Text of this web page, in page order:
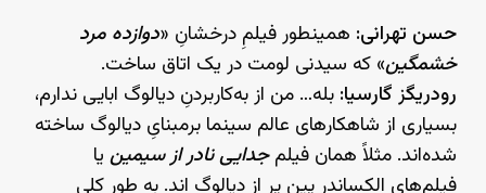
حسن تهرانی: همینطور فیلمِ درخشانِ «دوازده مرد
خشمگین» که سیدنی لومت در یک اتاق ساخت.
رودریگز گارسیا: بله… من از به‌کاربردنِ دیالوگ ابایی ندارم،
بسیاری از شاهکارهای عالم سینما برمبنایِ دیالوگ ساخته
شده‌اند. مثلاً همان فیلمجدایی نادر از سیمینیا
فیلم‌های الکساندر پین پر از دیالوگ اند. به طور کلی